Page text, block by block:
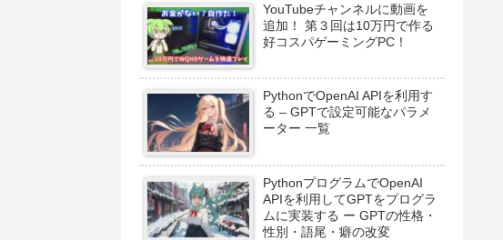
YouTubeチャンネルに動画を
追加！ 第３回は10万円で作る
好コスパゲーミングPC！
PythonでOpenAI APIを利用す
る – GPTで設定可能なパラメ
ーター 一覧
PythonプログラムでOpenAI
APIを利用してGPTをプログラ
ムに実装する ー GPTの性格・
性別・語尾・癖の改変